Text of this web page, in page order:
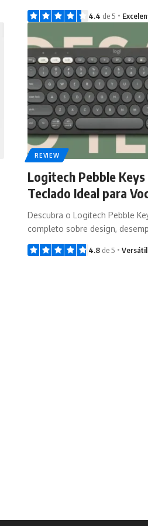
4.4 de 5
REVIEW
Logitech Pebble
Teclado Ideal para
Descubra o Logitech Pebble
completo sobre design,
4.8 de 5 Versátil